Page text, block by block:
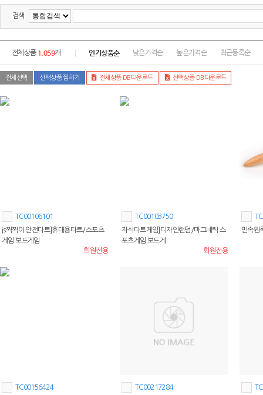
검색
전체상품 1,059개 인기상품순 낮은가격순 높은가격순 최근등록순
전체선택 선택상품 찜하기 전체상품 DB다운로드 선택상품 DB다운로드
TC00106101
js찍찍이 안전다트]휴대용다트/스포츠
게임 보드게임
회원전용
TC00103750
자석다트게임]디자인랜덤/마그네틱 스
포츠게임 보드게
회원전용
민속원
TC00156424
TC00217284